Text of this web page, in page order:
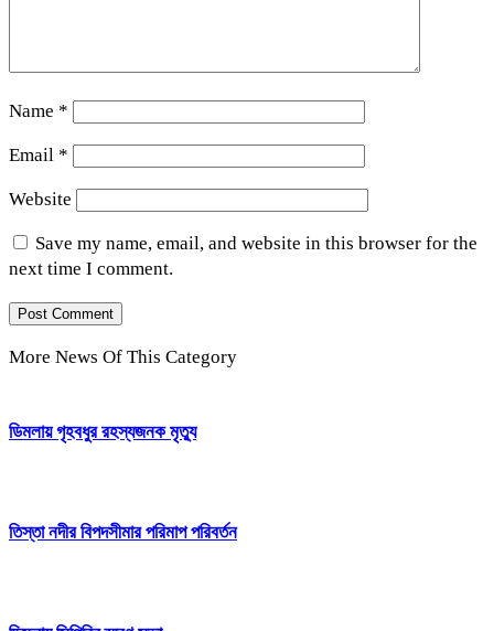
Name *
Email *
Website
Save my name, email, and website in this browser for the
next time I comment.
More News Of This Category
ডিমলায় গৃহবধুর রহস্যজনক মৃত্যু
তিস্তা নদীর বিপদসীমার পরিমাপ পরিবর্তন